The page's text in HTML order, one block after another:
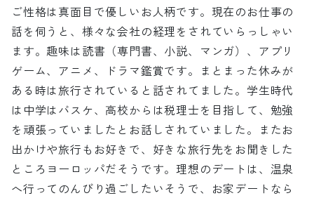
ご性格は真面目で優しいお人柄です。現在のお仕事の
話を伺うと、様々な会社の経理をされていらっしゃい
ます。趣味は読書（専門書、小説、マンガ）、アプリ
ゲーム、アニメ、ドラマ鑑賞です。まとまった休みが
ある時は旅行されていると話されてました。学生時代
は中学はバスケ、高校からは税理士を目指して、勉強
を頑張っていましたとお話しされていました。またお
出かけや旅行もお好きで、好きな旅行先をお聞きした
ところヨーロッパだそうです。理想のデートは、温泉
へ行ってのんびり過ごしたいそうで、お家デートなら